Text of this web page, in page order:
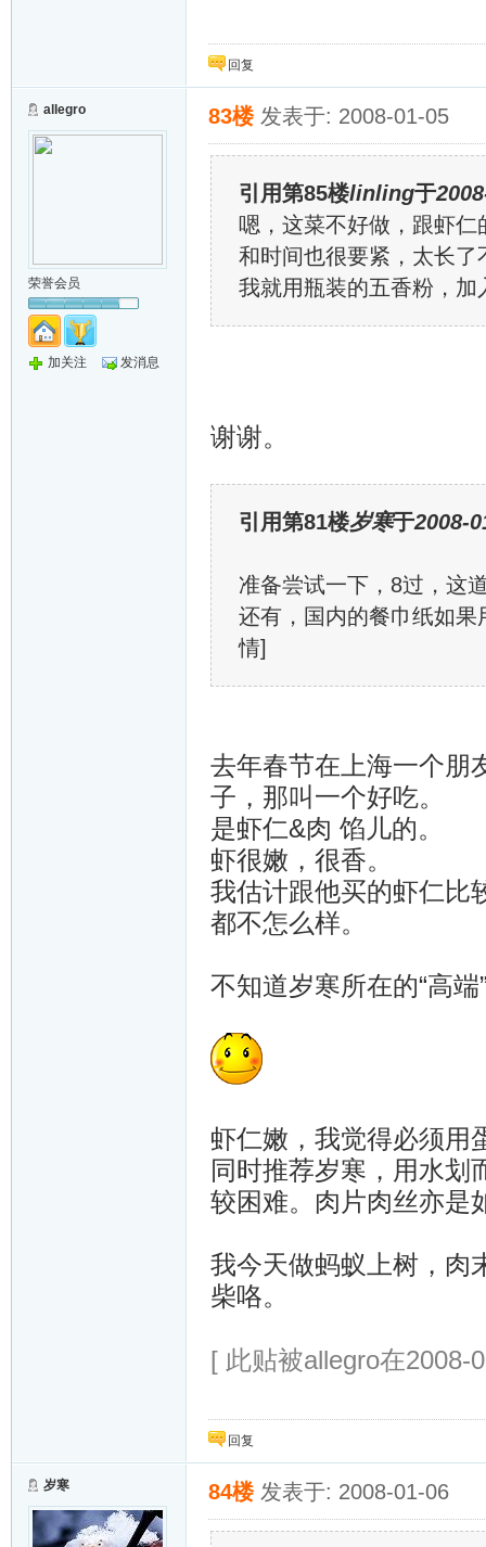
回复
allegro
荣誉会员
加关注 发消息
83楼 发表于: 2008-01-05
引用第85楼linling于
嗯，这菜不好做，跟虾
和时间也很要紧，太长了
我就用瓶装的五香粉，加
谢谢。
引用第81楼岁寒于2008-
准备尝试一下，8过，这
还有，国内的餐巾纸如
情]
去年春节在上海一个朋
子，那叫一个好吃。
是虾仁&肉 馅儿的。
虾很嫩，很香。
我估计跟他买的虾仁比
都不怎么样。
不知道岁寒所在的“高
虾仁嫩，我觉得必须用
同时推荐岁寒，用水划
较困难。肉片肉丝亦是
我今天做蚂蚁上树，肉
柴咯。
[ 此贴被allegro在2008-
回复
岁寒 84楼 发表于: 2008-01-06